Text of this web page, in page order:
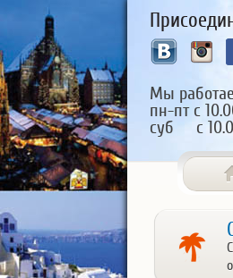
Мы
пн-пт с
суб с